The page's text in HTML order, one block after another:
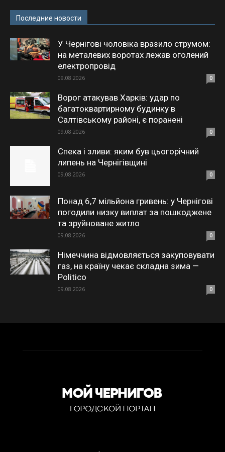
Последние новости
У Чернігові чоловіка вразило струмом:
на металевих воротах лежав оголений
електропровід
09.08.2026 0
Ворог атакував Харків: удар по
багатоквартирному будинку в
Салтівському районі, є поранені
09.08.2026 0
Спека і зливи: яким був цьогорічний
липень на Чернігівщині
09.08.2026 0
Понад 6,7 мільйона гривень: у Чернігові
погодили низку виплат за пошкоджене
та зруйноване житло
09.08.2026 0
Німеччина відмовляється закуповувати
газ, на країну чекає складна зима —
Politico
09.08.2026 0